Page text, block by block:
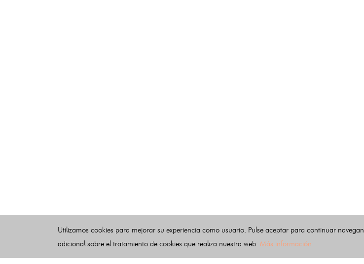
Utilizamos cookies para mejorar su experiencia como usuario. Pulse aceptar para continuar
adicional sobre el tratamiento de cookies que realiza nuestra web. Más información